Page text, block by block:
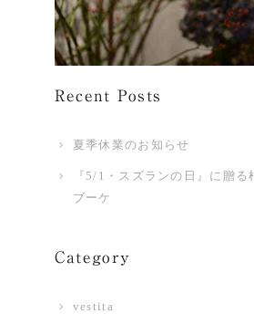
Recent Posts
夏季休業のお知らせ
『5/1・スズランの日』に贈
ブーケ
Category
vestita